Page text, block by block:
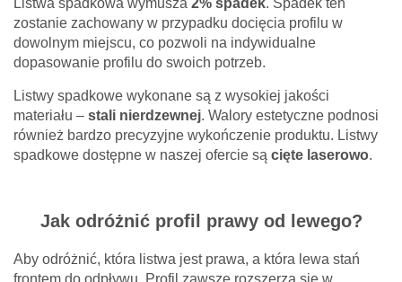
zostanie zachowany w przypadku docięcia profilu w
dowolnym miejscu, co pozwoli na indywidualne
dopasowanie profilu do swoich potrzeb.
Listwy spadkowe wykonane są z wysokiej jakości
materiału – stali nierdzewnej. Walory estetyczne podnosi
również bardzo precyzyjne wykończenie produktu. Listwy
spadkowe dostępne w naszej ofercie są cięte laserowo.
Jak odróżnić profil prawy od lewego?
Aby odróżnić, która listwa jest prawa, a która lewa stań
frontem do odpływu. Profil zawsze rozszerza się w